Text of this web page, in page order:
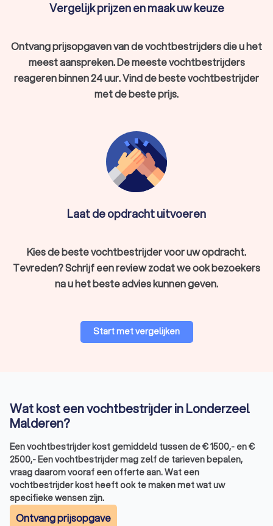
Vergelijk prijzen en maak uw keuze
Ontvang prijsopgaven van de vochtbestrijders die u het
meest aanspreken. De meeste vochtbestrijders
reageren binnen 24 uur. Vind de beste vochtbestrijder
met de beste prijs.
Laat de opdracht uitvoeren
Kies de beste vochtbestrijder voor uw opdracht.
Tevreden? Schrijf een review zodat we ook bezoekers
na u het beste advies kunnen geven.
Start met vergelijken
Wat kost een vochtbestrijder in Londerzeel
Malderen?
Een vochtbestrijder kost gemiddeld tussen de€1500,- en€
2500,-Een vochtbestrijder mag zelf de tarieven bepalen,
vraag daarom vooraf een offerte aan. Wat een
vochtbestrijder kost heeft ook te maken met wat uw
specifieke wensen zijn.
Ontvang prijsopgave